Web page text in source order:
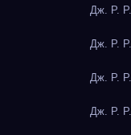
Дж. Р.
Дж. Р.
Дж. Р.
Дж. Р.